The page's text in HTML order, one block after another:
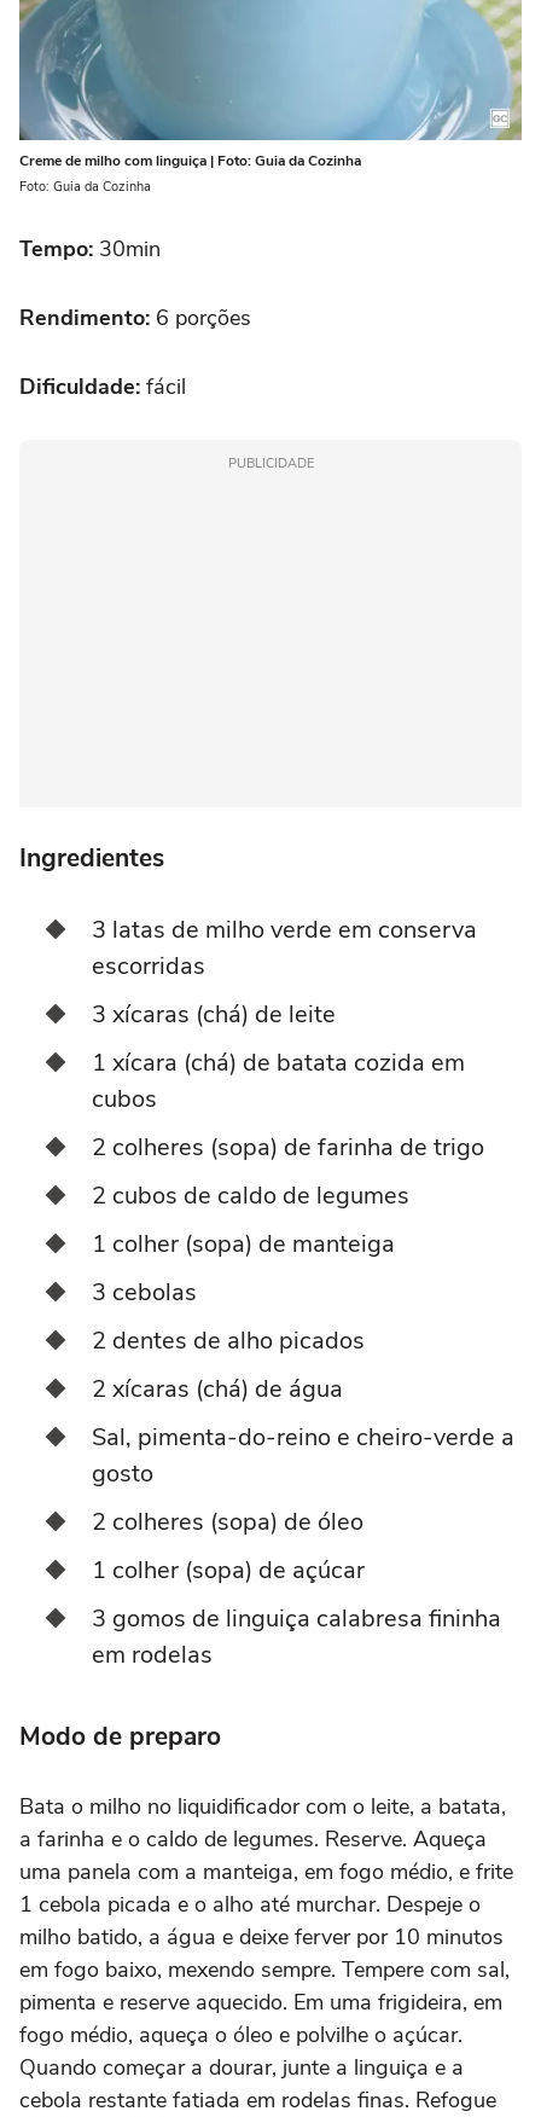
Creme de milho com linguiça | Foto: Guia da Cozinha
Foto: Guia da Cozinha
Tempo: 30min
Rendimento: 6 porções
Dificuldade: fácil
PUBLICIDADE
Ingredientes
3 latas de milho verde em conserva
escorridas
3 xícaras (chá) de leite
1 xícara (chá) de batata cozida em
cubos
2 colheres (sopa) de farinha de trigo
2 cubos de caldo de legumes
1 colher (sopa) de manteiga
3 cebolas
2 dentes de alho picados
2 xícaras (chá) de água
Sal, pimenta-do-reino e cheiro-verde a
gosto
2 colheres (sopa) de óleo
1 colher (sopa) de açúcar
3 gomos de linguiça calabresa fininha
em rodelas
Modo de preparo
Bata o milho no liquidificador com o leite, a batata,
a farinha e o caldo de legumes. Reserve. Aqueça
uma panela com a manteiga, em fogo médio, e frite
1 cebola picada e o alho até murchar. Despeje o
milho batido, a água e deixe ferver por 10 minutos
em fogo baixo, mexendo sempre. Tempere com sal,
pimenta e reserve aquecido. Em uma frigideira, em
fogo médio, aqueça o óleo e polvilhe o açúcar.
Quando começar a dourar, junte a linguiça e a
cebola restante fatiada em rodelas finas. Refogue